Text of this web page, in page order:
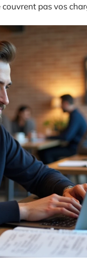
pas vos